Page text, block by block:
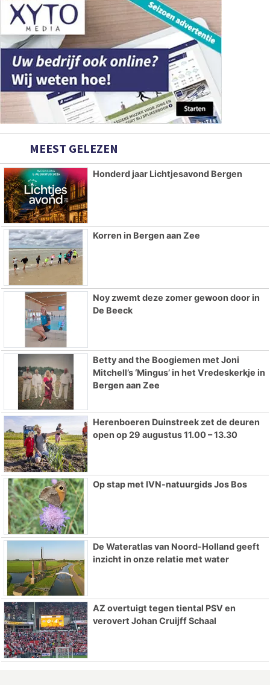
MEEST GELEZEN
Honderd jaar Lichtjesavond Bergen
Korren in Bergen aan Zee
Noy zwemt deze zomer gewoon door in
De Beeck
Betty and the Boogiemen met Joni
Mitchell’s ‘Mingus’ in het Vredeskerkje in
Bergen aan Zee
Herenboeren Duinstreek zet de deuren
open op 29 augustus 11.00 – 13.30
Op stap met IVN-natuurgids Jos Bos
De Wateratlas van Noord-Holland geeft
inzicht in onze relatie met water
AZ overtuigt tegen tiental PSV en
verovert Johan Cruijff Schaal